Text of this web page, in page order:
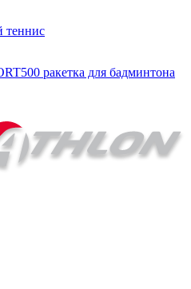
теннис
ракетка для бадминтона